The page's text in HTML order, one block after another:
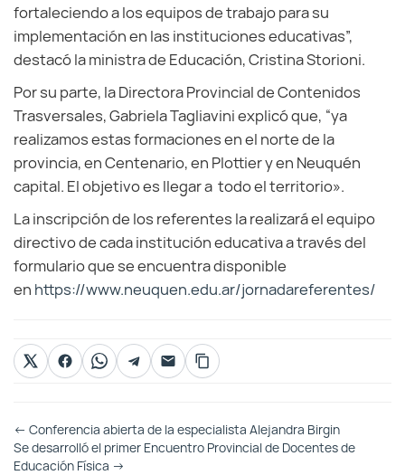
fortaleciendo a los equipos de trabajo para su
implementación en las instituciones educativas”,
destacó la ministra de Educación, Cristina Storioni.
Por su parte, la Directora Provincial de Contenidos
Trasversales, Gabriela Tagliavini explicó que, “ya
realizamos estas formaciones en el norte de la
provincia, en Centenario, en Plottier y en Neuquén
capital. El objetivo es llegar a todo el territorio».
La inscripción de los referentes la realizará el equipo
directivo de cada institución educativa a través del
formulario que se encuentra disponible
en https://www.neuquen.edu.ar/jornadareferentes/
Otras
Entradas
← Conferencia abierta de la especialista Alejandra Birgin
Se desarrolló el primer Encuentro Provincial de Docentes de
Educación Física →